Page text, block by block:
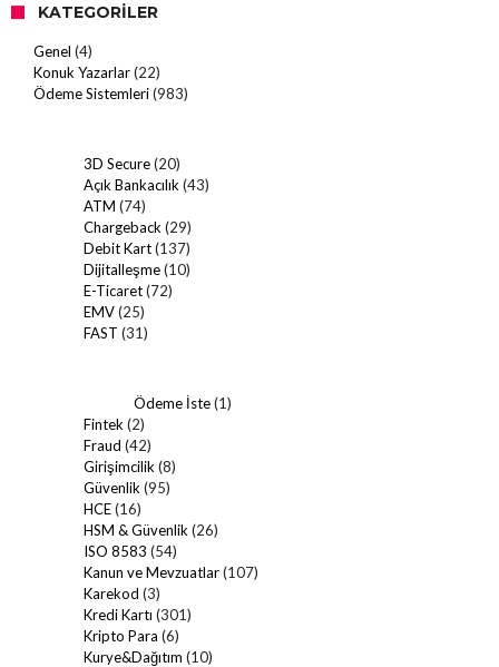
KATEGORILER
Genel (4)
Konuk Yazarlar(22)
Ödeme Sistemleri(983)
3D Secure(20)
Açık Bankacılık (43)
ATM (74)
Chargeback (29)
Debit Kart(137)
Dijitalleşme(10)
E-Ticaret(72)
EMV(25)
FAST (31)
Ödeme İste(1)
Fintek (2)
Fraud (42)
Girişimcilik (8)
Güvenlik (95)
HCE(16)
HSM & Güvenlik (26)
ISO 8583 (54)
Kanun ve Mevzuatlar(107)
Karekod (3)
Kredi Kartı (301)
Kripto Para (6)
Kurye&Dağıtım (10)